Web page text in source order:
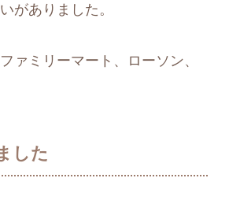
がありました。
ァミリーマート、ローソン、
した